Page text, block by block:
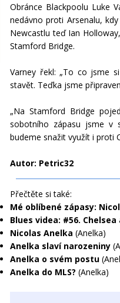
Obránce Blackpoolu Luke
nedávno proti Arsenalu,
Newcastlu teď Ian
Stamford Bridge.
Varney řekl: „To co jsme
stavět. Teďka jsme
„Na Stamford Bridge
sobotního zápasu jsme v
budeme snažit využít i proti
Autor: Petric32
Přečtěte si také:
Mé oblíbené zápasy:
Blues videa: #56. Chelsea
Nicolas Anelka (Anelka)
Anelka slaví narozeniny
Anelka o svém postu
Anelka do MLS? (Anelka)